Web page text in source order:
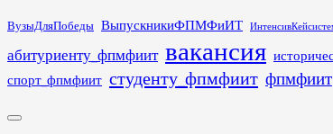
Перейти
содержимому
ВузыДляПобеды ВыпускникиФПМФиИТ
абитуриенту_фпмфиит вакансия
спорт_фпмфиит студенту_фпмфиит фпмфиит
Основное